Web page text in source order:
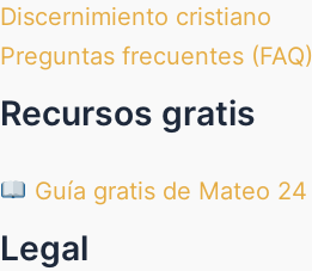
Discernimiento cristiano
Preguntas frecuentes (FAQ)
Recursos gratis
Guía gratis de Mateo 24
Legal